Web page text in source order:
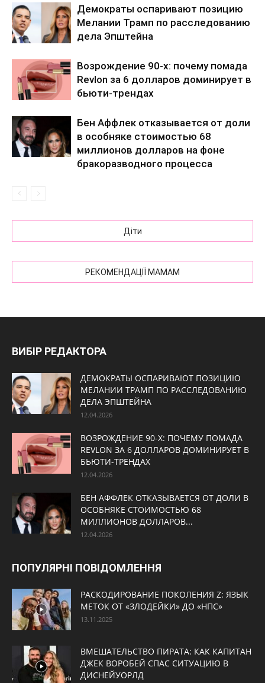
Демократы оспаривают позицию
Мелании Трамп по расследованию
дела Эпштейна
Возрождение 90-х: почему помада
Revlon за 6 долларов доминирует в
бьюти-трендах
Бен Аффлек отказывается от доли
в особняке стоимостью 68
миллионов долларов на фоне
бракоразводного процесса
Діти
РЕКОМЕНДАЦІЇ МАМАМ
ВИБІР РЕДАКТОРА
ДЕМОКРАТЫ ОСПАРИВАЮТ ПОЗИЦИЮ
МЕЛАНИИ ТРАМП ПО РАССЛЕДОВАНИЮ
ДЕЛА ЭПШТЕЙНА
12.04.2026
ВОЗРОЖДЕНИЕ 90-Х: ПОЧЕМУ ПОМАДА
REVLON ЗА 6 ДОЛЛАРОВ ДОМИНИРУЕТ В
БЬЮТИ-ТРЕНДАХ
12.04.2026
БЕН АФФЛЕК ОТКАЗЫВАЕТСЯ ОТ ДОЛИ В
ОСОБНЯКЕ СТОИМОСТЬЮ 68
МИЛЛИОНОВ ДОЛЛАРОВ...
12.04.2026
ПОПУЛЯРНІ ПОВІДОМЛЕННЯ
РАСКОДИРОВАНИЕ ПОКОЛЕНИЯ Z: ЯЗЫК
МЕТОК ОТ «ЗЛОДЕЙКИ» ДО «НПС»
13.11.2025
ВМЕШАТЕЛЬСТВО ПИРАТА: КАК КАПИТАН
ДЖЕК ВОРОБЕЙ СПАС СИТУАЦИЮ В
ДИСНЕЙУОРЛД